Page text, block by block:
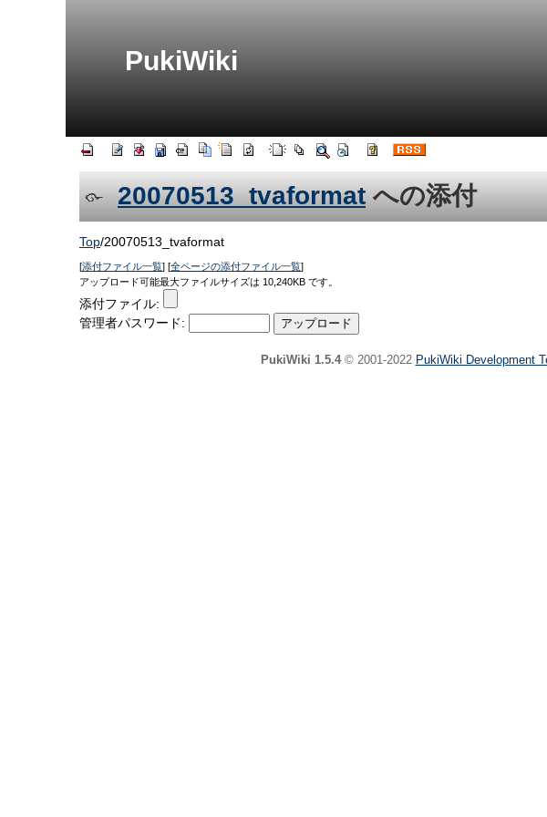
PukiWiki
20070513_tvaformatへの添付
Top/20070513_tvaformat
[添付ファイル一覧] [全ページの添付ファイル一覧]
アップロード可能最大ファイルサイズは 10,240KB です。
添付ファイル:
管理者パスワード:
PukiWiki 1.5.4© 2001-2022 PukiWiki Development